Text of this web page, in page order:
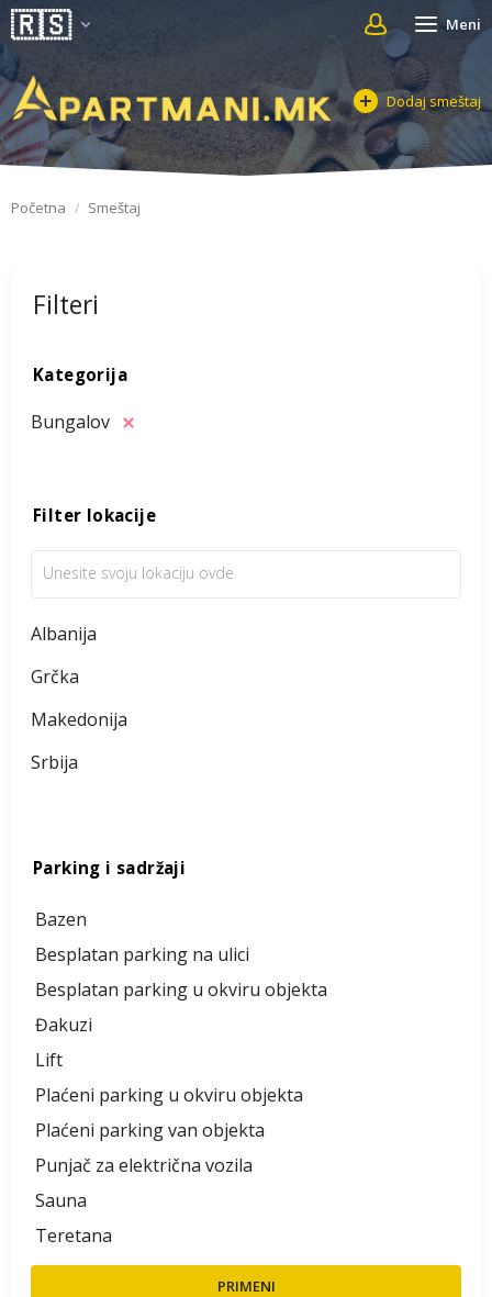
Meni
Dodaj smeštaj
Početna Smeštaj
Filteri
Kategorija
Bungalov
Filter lokacije
Albanija
Grčka
Makedonija
Srbija
Parking i sadržaji
Bazen
Besplatan parking na ulici
Besplatan parking u okviru objekta
Đakuzi
Lift
Plaćeni parking u okviru objekta
Plaćeni parking van objekta
Punjač za električna vozila
Sauna
Teretana
PRIMENI